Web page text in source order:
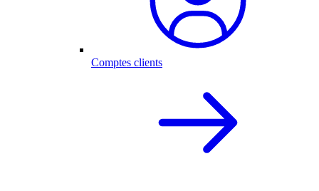
Comptes clients